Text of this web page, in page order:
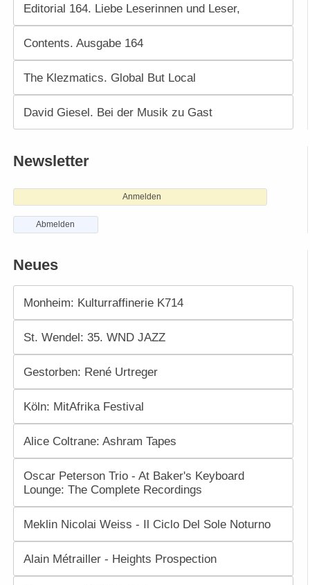
Editorial 164. Liebe Leserinnen und Leser,
Contents. Ausgabe 164
The Klezmatics. Global But Local
David Giesel. Bei der Musik zu Gast
Newsletter
Anmelden
Abmelden
Neues
Monheim: Kulturraffinerie K714
St. Wendel: 35. WND JAZZ
Gestorben: René Urtreger
Köln: MitAfrika Festival
Alice Coltrane: Ashram Tapes
Oscar Peterson Trio - At Baker's Keyboard
Lounge: The Complete Recordings
Meklin Nicolai Weiss - Il Ciclo Del Sole Noturno
Alain Métrailler - Heights Prospection